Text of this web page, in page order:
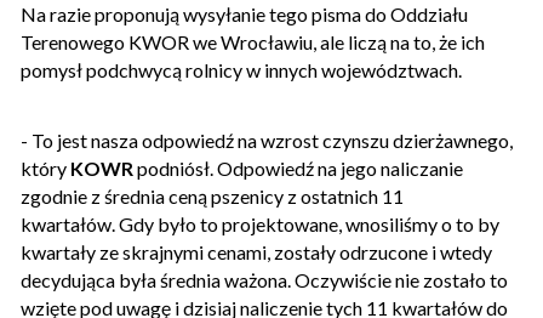
Na razie proponują wysyłanie tego pisma do Oddziału
Terenowego KWOR we Wrocławiu, ale liczą na to, że ich
pomysł podchwycą rolnicy w innych województwach.
- To jest nasza odpowiedź na wzrost czynszu dzierżawnego,
który KOWR podniósł. Odpowiedź na jego naliczanie
zgodnie z średnia ceną pszenicy z ostatnich 11
kwartałów. Gdy było to projektowane, wnosiliśmy o to by
kwartały ze skrajnymi cenami, zostały odrzucone i wtedy
decydująca była średnia ważona. Oczywiście nie zostało to
wzięte pod uwagę i dzisiaj naliczenie tych 11 kwartałów do